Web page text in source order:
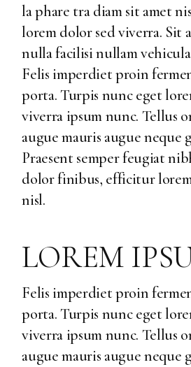
la phare tra diam sit amet
lorem dolor sed viverra. Sit
nulla facilisi nullam
Felis imperdiet proin
porta. Turpis nunc eget
viverra ipsum nunc. Tellus
augue mauris augue neque
Praesent semper feugiat
dolor finibus, efficitur
nisl.
LOREM
Felis imperdiet proin
porta. Turpis nunc eget
viverra ipsum nunc. Tellus
augue mauris augue neque